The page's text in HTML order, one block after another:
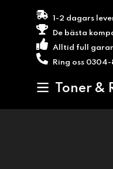
1-2 dagars
De bästa
Alltid full
Ring oss
Toner &